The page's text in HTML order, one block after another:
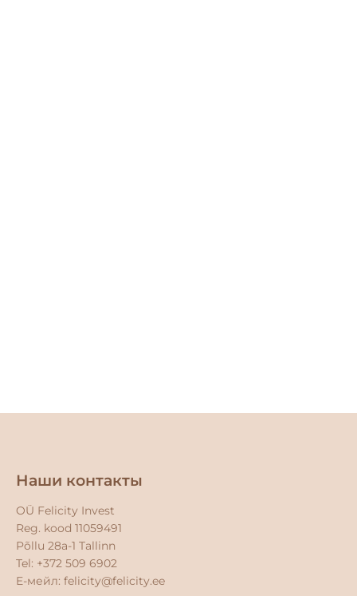
Наши контакты
OÜ Felicity Invest
Reg. kood 11059491
Põllu 28a-1 Tallinn
Tel: +372 509 6902
E-мейл: felicity@felicity.ee
Facebook
Instagram